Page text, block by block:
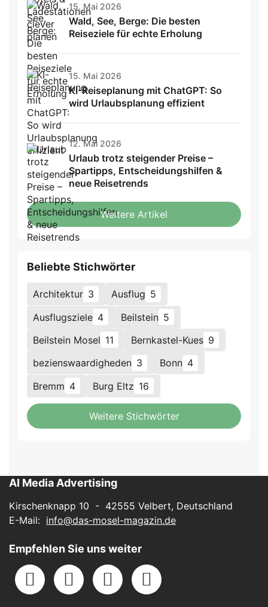
15. Mai 2026
Wald, See, Berge: Die besten
Reiseziele für echte Erholung
15. Mai 2026
KI-Reiseplanung mit ChatGPT: So
wird Urlaubsplanung effizient
12. Mai 2026
Urlaub trotz steigender Preise –
Spartipps, Entscheidungshilfen &
neue Reisetrends
Weitere Artikel
Beliebte Stichwörter
Architektur 3 Ausflug 5
Ausflugsziele 4 Beilstein 5
Beilstein Mosel 11 Bernkastel-Kues 9
bezienswaardigheden 3 Bonn 4
Bremm 4 Burg Eltz 16
Weitere Stichwörter
AI Media Advertising
Kirschenknapp 10 - 42555 Velbert, Deutschland
E-Mail: info@das-mosel-magazin.de
Empfehlen Sie uns weiter